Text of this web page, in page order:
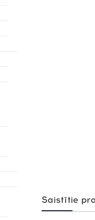
Saistītie